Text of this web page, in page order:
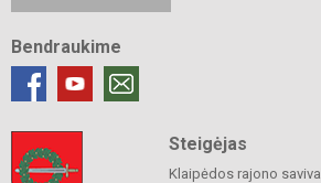
Bendraukime
Steigėjas
Klaipėdos rajono